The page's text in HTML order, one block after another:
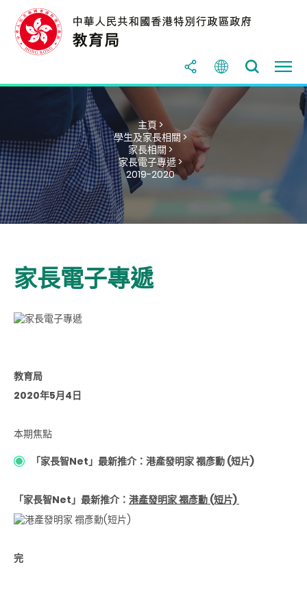
主頁 >
學生及家長相關 >
家長相關 >
家長電子專遞 >
2019-2020
家長電子專遞
教育局
2020年5月4日
本期焦點
「家長智Net」最新推介：港產發明家 禤彥勳 (短片)
「家長智Net」最新推介： 港產發明家 禤彥勳 (短片)
完